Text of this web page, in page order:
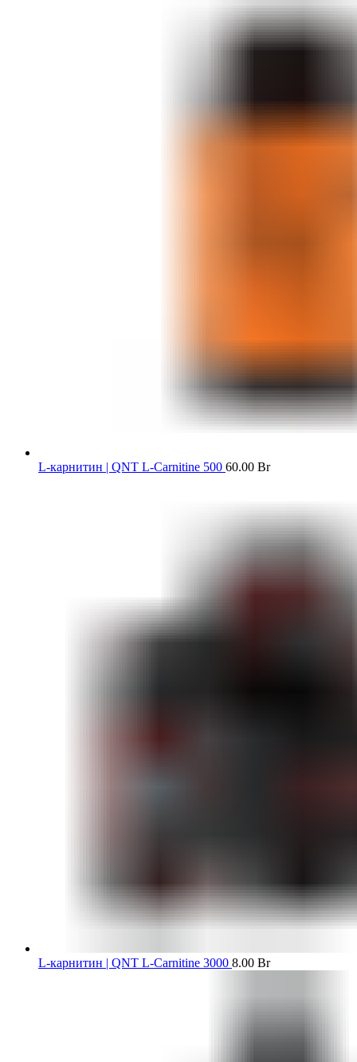
L-карнитин | QNT L-Carnitine 500 60.00 Br
L-карнитин | QNT L-Carnitine 3000 8.00 Br